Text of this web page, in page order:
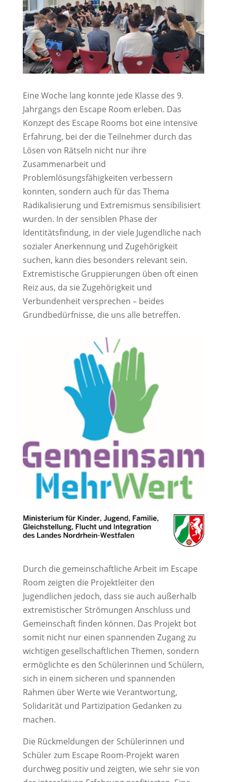
Eine Woche lang konnte jede Klasse des 9.
Jahrgangs den Escape Room erleben. Das
Konzept des Escape Rooms bot eine intensive
Erfahrung, bei der die Teilnehmer durch das
Lösen von Rätseln nicht nur ihre
Zusammenarbeit und
Problemlösungsfähigkeiten verbessern
konnten, sondern auch für das Thema
Radikalisierung und Extremismus sensibilisiert
wurden. In der sensiblen Phase der
Identitätsfindung, in der viele Jugendliche nach
sozialer Anerkennung und Zugehörigkeit
suchen, kann dies besonders relevant sein.
Extremistische Gruppierungen üben oft einen
Reiz aus, da sie Zugehörigkeit und
Verbundenheit versprechen – beides
Grundbedürfnisse, die uns alle betreffen.
Durch die gemeinschaftliche Arbeit im Escape
Room zeigten die Projektleiter den
Jugendlichen jedoch, dass sie auch außerhalb
extremistischer Strömungen Anschluss und
Gemeinschaft finden können. Das Projekt bot
somit nicht nur einen spannenden Zugang zu
wichtigen gesellschaftlichen Themen, sondern
ermöglichte es den Schülerinnen und Schülern,
sich in einem sicheren und spannenden
Rahmen über Werte wie Verantwortung,
Solidarität und Partizipation Gedanken zu
machen.
Die Rückmeldungen der Schülerinnen und
Schüler zum Escape Room-Projekt waren
durchweg positiv und zeigten, wie sehr sie von